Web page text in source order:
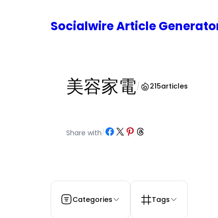
Socialwire Article
美容家電/ 215articles
Share with/Share on Facebook
Share on X Share on Pinterest
Share on Threads
Categories Tags